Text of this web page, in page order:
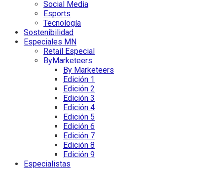
Social Media
Esports
Tecnología
Sostenibilidad
Especiales MN
Retail Especial
ByMarketeers
By Marketeers
Edición 1
Edición 2
Edición 3
Edición 4
Edición 5
Edición 6
Edición 7
Edición 8
Edición 9
Especialistas